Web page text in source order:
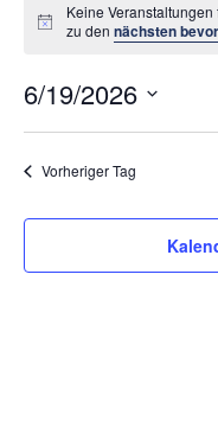
Hinweis
Keine
zu den nächsten
6/19/2026
Datum
Vorheriger Tag